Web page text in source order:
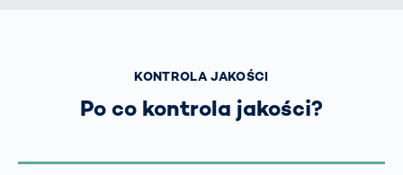
KONTROLA JAKOŚCI
Po co kontrola jakości?